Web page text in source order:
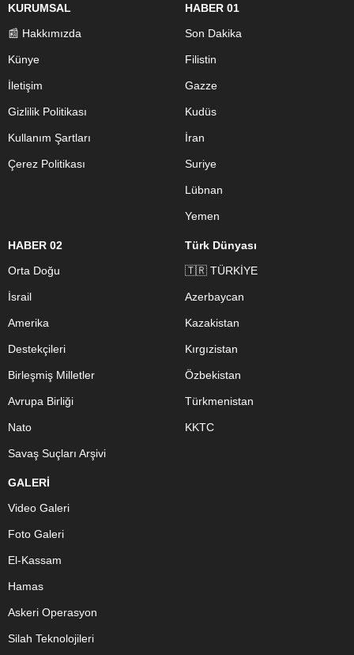
KURUMSAL
📰 Hakkımızda
Künye
İletişim
Gizlilik Politikası
Kullanım Şartları
Çerez Politikası
HABER 01
Son Dakika
Filistin
Gazze
Kudüs
İran
Suriye
Lübnan
Yemen
HABER 02
Orta Doğu
İsrail
Amerika
Destekçileri
Birleşmiş Milletler
Avrupa Birliği
Nato
Savaş Suçları Arşivi
Türk Dünyası
🇹🇷 TÜRKİYE
Azerbaycan
Kazakistan
Kırgızistan
Özbekistan
Türkmenistan
KKTC
GALERİ
Video Galeri
Foto Galeri
El-Kassam
Hamas
Askeri Operasyon
Silah Teknolojileri